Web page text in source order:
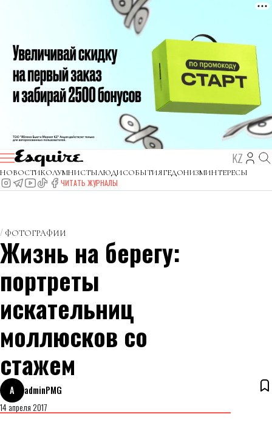
KZ
НОВОСТИКОЛУМНИСТЫЛЮДИСОБЫТИЯГЕДОНИЗМИНТЕРЕСЫ
ЧИТАТЬ ЖУРНАЛЫ
ФОТОГРАФИИ
Жизнь на берегу:
портреты
искательниц
моллюсков со
стажем
A
adminPMG
14 апреля 2017